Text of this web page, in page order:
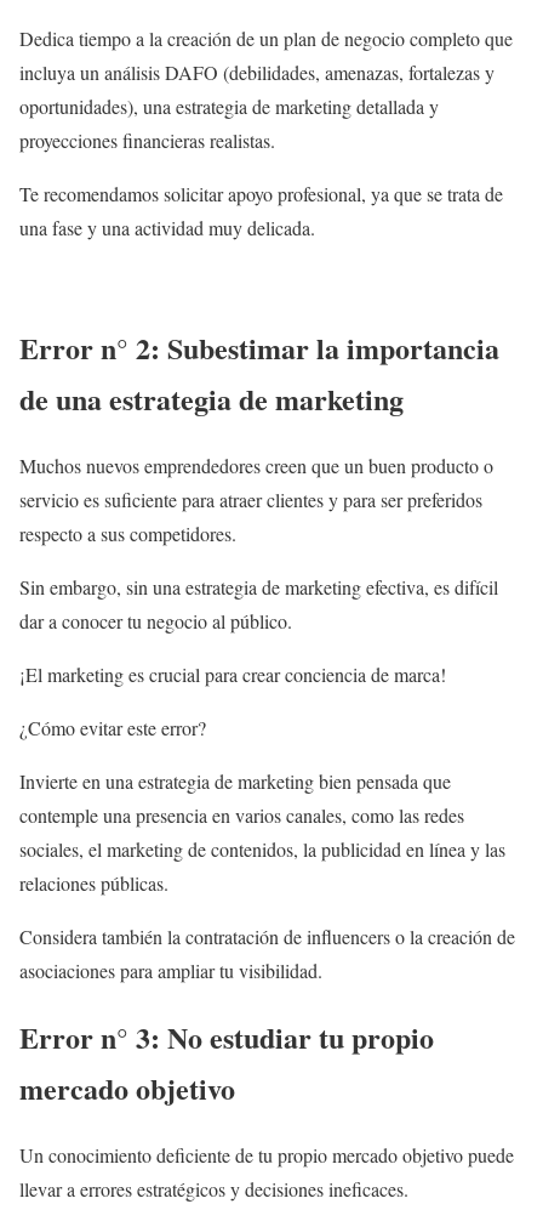
Dedica tiempo a la creación de un plan de negocio completo que
incluya un análisis DAFO (debilidades, amenazas, fortalezas y
oportunidades), una estrategia de marketing detallada y
proyecciones financieras realistas.
Te recomendamos solicitar apoyo profesional, ya que se trata de
una fase y una actividad muy delicada.
Error n° 2: Subestimar la importancia
de una estrategia de marketing
Muchos nuevos emprendedores creen que un buen producto o
servicio es suficiente para atraer clientes y para ser preferidos
respecto a sus competidores.
Sin embargo, sin una estrategia de marketing efectiva, es difícil
dar a conocer tu negocio al público.
¡El marketing es crucial para crear conciencia de marca!
¿Cómo evitar este error?
Invierte en una estrategia de marketing bien pensada que
contemple una presencia en varios canales, como las redes
sociales, el marketing de contenidos, la publicidad en línea y las
relaciones públicas.
Considera también la contratación de influencers o la creación de
asociaciones para ampliar tu visibilidad.
Error n° 3: No estudiar tu propio
mercado objetivo
Un conocimiento deficiente de tu propio mercado objetivo puede
llevar a errores estratégicos y decisiones ineficaces.